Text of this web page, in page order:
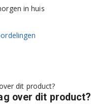
in huis
over dit product?